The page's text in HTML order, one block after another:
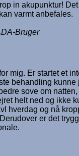
in akupunktur!
varmt anbefales.
Bruger
mig. Er startet et
behandling
sove om
helt ned og ikke
hverdag og nå
er det